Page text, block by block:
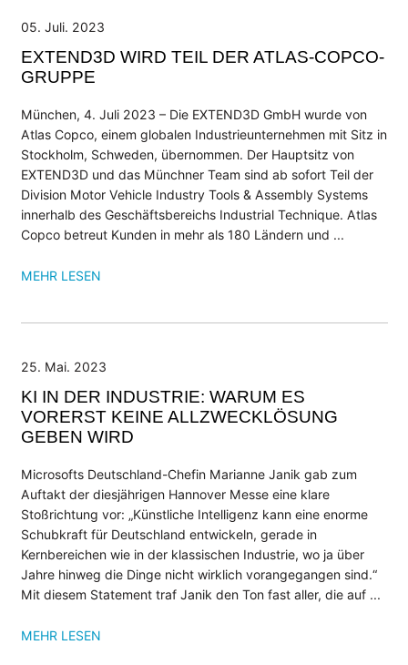
Datenblätter
NEWS
Blog
Presse
Events
Newsletter
05. Juli. 2023
EXTEND3D WIRD TEIL DER ATLAS-COPCO-
GRUPPE
München, 4. Juli 2023 – Die EXTEND3D GmbH wurde von
Atlas Copco, einem globalen Industrieunternehmen mit Sitz in
Stockholm, Schweden, übernommen. Der Hauptsitz von
EXTEND3D und das Münchner Team sind ab sofort Teil der
Division Motor Vehicle Industry Tools & Assembly Systems
innerhalb des Geschäftsbereichs Industrial Technique. Atlas
Copco betreut Kunden in mehr als 180 Ländern und ...
MEHR LESEN
25. Mai. 2023
KI IN DER INDUSTRIE: WARUM ES
VORERST KEINE ALLZWECKLÖSUNG
GEBEN WIRD
Microsofts Deutschland-Chefin Marianne Janik gab zum
Auftakt der diesjährigen Hannover Messe eine klare
Stoßrichtung vor: „Künstliche Intelligenz kann eine enorme
Schubkraft für Deutschland entwickeln, gerade in
Kernbereichen wie in der klassischen Industrie, wo ja über
Jahre hinweg die Dinge nicht wirklich vorangegangen sind.“
Mit diesem Statement traf Janik den Ton fast aller, die auf ...
MEHR LESEN